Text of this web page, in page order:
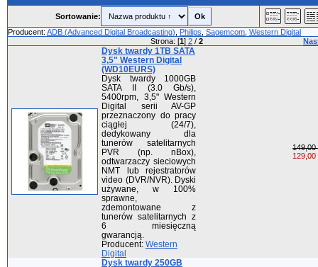
Sortowanie:
Producent: ADB (Advanced Digital Broadcasting) Philips Sagemcom Western Digital
Strona: [1] 2/ 2
Dysk twardy 1TB SATA
3,5" Western Digital
(WD10EURS)
Dysk twardy 1000GB
SATA II (3.0 Gb/s),
5400rpm, 3,5" Western
Digital serii AV-GP
przeznaczony do pracy
ciągłej (24/7),
dedykowany dla
tunerów satelitarnych
PVR (np. nBox),
odtwarzaczy sieciowych
NMT lub rejestratorów
video (DVR/NVR). Dyski
używane, w 100%
sprawne,
zdemontowane z
tunerów satelitarnych z
6 miesięczną
gwarancją.
Producent: Western
Digital
149,00
129,00
Dysk twardy 250GB